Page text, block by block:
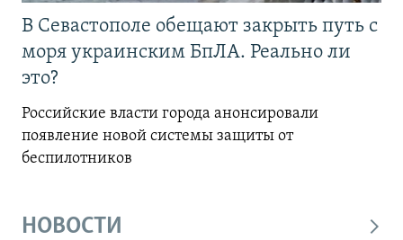
В Севастополе обещают закрыть путь с
моря украинским БпЛА. Реально ли
это?
Российские власти города анонсировали
появление новой системы защиты от
беспилотников
НОВОСТИ